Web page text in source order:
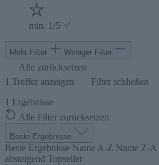
min. 1/5
Mehr Filter Weniger Filter
Alle zurücksetzen
1 Treffer anzeigen
Filter schließen
1 Ergebnisse
Alle Filter zurücksetzen
Beste Ergebnisse
Beste Ergebnisse Name A-Z Name Z-A
absteigend Topseller